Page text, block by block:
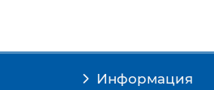
Информация